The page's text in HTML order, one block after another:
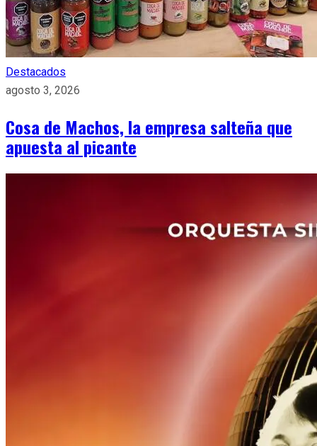
Destacados
agosto 3, 2026
Cosa de Machos, la empresa salteña que
apuesta al picante